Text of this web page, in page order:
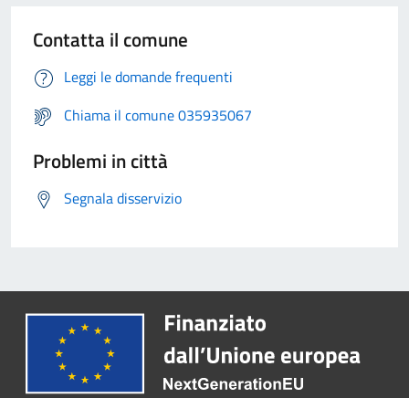
Contatta il comune
Leggi le domande frequenti
Chiama il comune 035935067
Problemi in città
Segnala disservizio